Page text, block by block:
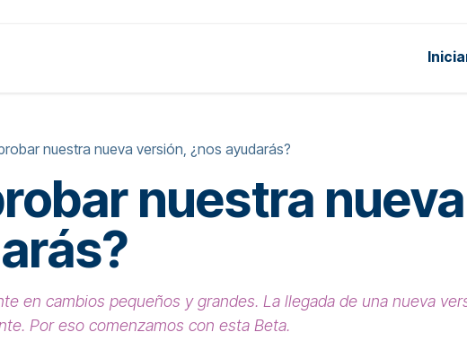
nuestra nueva versión, ¿nos ayudarás?
nuestra
en cambios pequeños y grandes. La llegada de una nueva
Por eso comenzamos con esta Beta.